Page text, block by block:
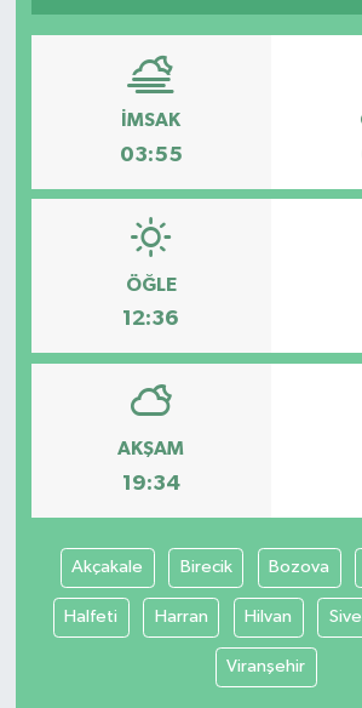
İMSAK
03:55
ÖĞLE
12:36
AKŞAM
19:34
Akçakale Birecik Bozova
Halfeti Harran Hilvan
Viranşehir
Turizm